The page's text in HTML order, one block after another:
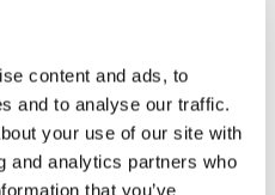
content and ads, to
and to analyse our traffic.
your use of our site with
and analytics partners who
that you’ve
aspetti, è stato
(Corte di
1585/2024) che: < la
della sentenza incerta
di pubblicazione